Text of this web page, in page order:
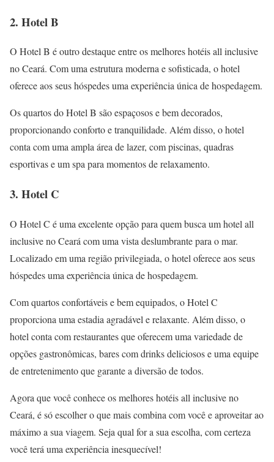
2. Hotel B
O Hotel B é outro destaque entre os melhores hotéis all inclusive
no Ceará. Com uma estrutura moderna e sofisticada, o hotel
oferece aos seus hóspedes uma experiência única de hospedagem.
Os quartos do Hotel B são espaçosos e bem decorados,
proporcionando conforto e tranquilidade. Além disso, o hotel
conta com uma ampla área de lazer, com piscinas, quadras
esportivas e um spa para momentos de relaxamento.
3. Hotel C
O Hotel C é uma excelente opção para quem busca um hotel all
inclusive no Ceará com uma vista deslumbrante para o mar.
Localizado em uma região privilegiada, o hotel oferece aos seus
hóspedes uma experiência única de hospedagem.
Com quartos confortáveis e bem equipados, o Hotel C
proporciona uma estadia agradável e relaxante. Além disso, o
hotel conta com restaurantes que oferecem uma variedade de
opções gastronômicas, bares com drinks deliciosos e uma equipe
de entretenimento que garante a diversão de todos.
Agora que você conhece os melhores hotéis all inclusive no
Ceará, é só escolher o que mais combina com você e aproveitar ao
máximo a sua viagem. Seja qual for a sua escolha, com certeza
você terá uma experiência inesquecível!